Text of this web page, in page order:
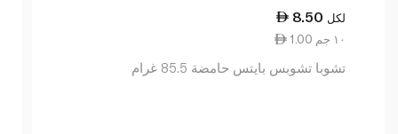
8.50 لكل
1.00 ١٠ جم
تشوبا تشوبس بايتس حامضة 85.5 غرام